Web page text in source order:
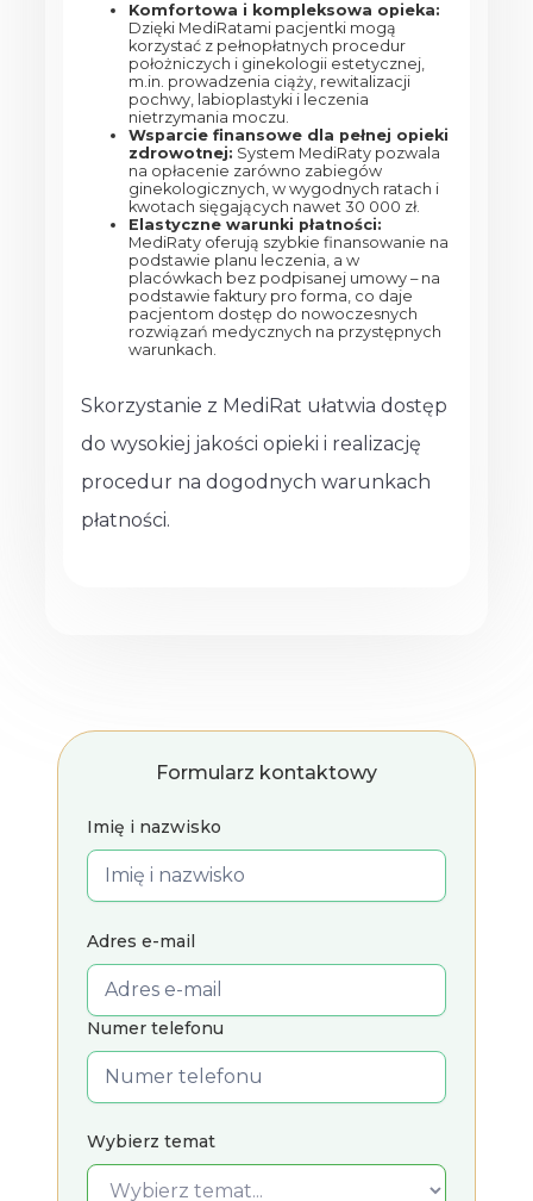
Komfortowa i kompleksowa opieka:
Dzięki MediRatami pacjentki mogą
korzystać z pełnopłatnych procedur
położniczych i ginekologii estetycznej,
m.in. prowadzenia ciąży, rewitalizacji
pochwy, labioplastyki i leczenia
nietrzymania moczu.
Wsparcie finansowe dla pełnej opieki
zdrowotnej: System MediRaty pozwala
na opłacenie zarówno zabiegów
ginekologicznych, w wygodnych ratach i
kwotach sięgających nawet 30 000 zł.
Elastyczne warunki płatności:
MediRaty oferują szybkie finansowanie na
podstawie planu leczenia, a w
placówkach bez podpisanej umowy – na
podstawie faktury pro forma, co daje
pacjentom dostęp do nowoczesnych
rozwiązań medycznych na przystępnych
warunkach.
Skorzystanie z MediRat ułatwia dostęp
do wysokiej jakości opieki i realizację
procedur na dogodnych warunkach
płatności.
Formularz kontaktowy
Imię i nazwisko
Adres e-mail
Numer telefonu
Wybierz temat